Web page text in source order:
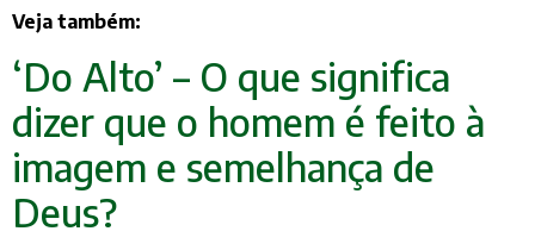
Veja também:
‘Do Alto’ – O que significa
dizer que o homem é feito à
imagem e semelhança de
Deus?